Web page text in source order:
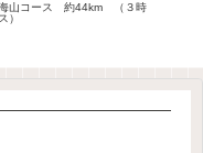
山コース 約44km （３時
）